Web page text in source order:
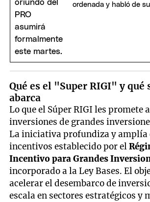
ordenada y habló de
Qué es el "Super RIGI" y qué
abarca
Lo que el Súper RIGI les promete
inversiones de grandes
La iniciativa profundiza y amplía
incentivos establecido por el
Incentivo para Grandes
incorporado a la Ley Bases. El
acelerar el desembarco de
escala en sectores estratégicos y